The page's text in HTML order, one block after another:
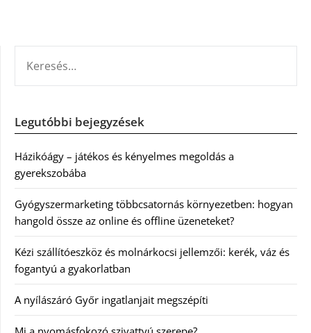
Legutóbbi bejegyzések
Házikóágy – játékos és kényelmes megoldás a
gyerekszobába
Gyógyszermarketing többcsatornás környezetben: hogyan
hangold össze az online és offline üzeneteket?
Kézi szállítóeszköz és molnárkocsi jellemzői: kerék, váz és
fogantyú a gyakorlatban
A nyílászáró Győr ingatlanjait megszépíti